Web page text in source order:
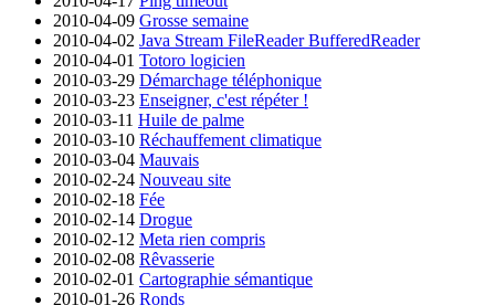
2010-04-09 Grosse semaine
2010-04-02 Java Stream FileReader BufferedReader
2010-04-01 Totoro logicien
2010-03-29 Démarchage téléphonique
2010-03-23 Enseigner, c'est répéter !
2010-03-11 Huile de palme
2010-03-10 Réchauffement climatique
2010-03-04 Mauvais
2010-02-24 Nouveau site
2010-02-18 Fée
2010-02-14 Drogue
2010-02-12 Meta rien compris
2010-02-08 Rêvasserie
2010-02-01 Cartographie sémantique
2010-01-26 Ronds